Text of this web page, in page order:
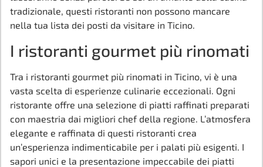
tradizionale, questi ristoranti non possono mancare
nella tua lista dei posti da visitare in Ticino.
I ristoranti gourmet più rinomati
Tra i ristoranti gourmet più rinomati in Ticino, vi è una
vasta scelta di esperienze culinarie eccezionali. Ogni
ristorante offre una selezione di piatti raffinati preparati
con maestria dai migliori chef della regione. L’atmosfera
elegante e raffinata di questi ristoranti crea
un’esperienza indimenticabile per i palati più esigenti. I
sapori unici e la presentazione impeccabile dei piatti